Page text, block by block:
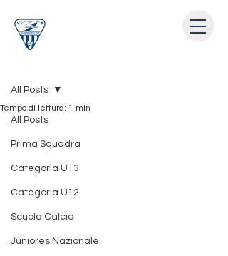
All Posts
Prima Squadra
Categoria U13
Categoria U12
Scuola Calcio
Juniores Nazionale
All Posts
Tempo di lettura: 1 min